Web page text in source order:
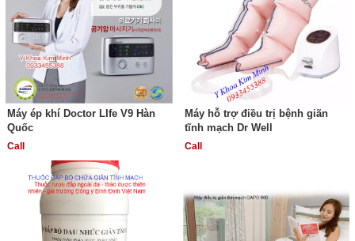
Máy ép khí Doctor LIfe V9 Hàn
Quốc
Call
Máy hỗ trợ điều trị bệnh giãn
tĩnh mạch Dr Well
Call